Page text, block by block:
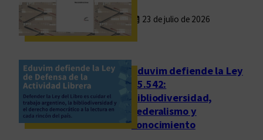
l
g
a
r
d
e
23 de julio de 2026
Eduvim defiende la Ley
25.542:
bibliodiversidad,
federalismo y
conocimiento